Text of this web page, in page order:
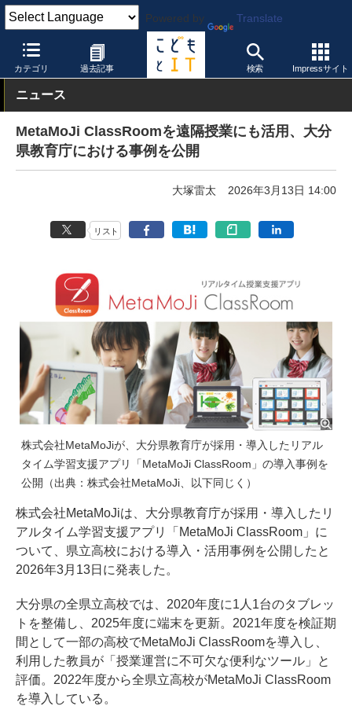
Powered by Translate
カテゴリ 過去記事 検索 Impressサイト
こどもとIT 製品・サービス 授業支援システム
ニュース
MetaMoJi ClassRoomを遠隔授業にも活用、大分
県教育庁における事例を公開
大塚雷太 2026年3月13日 14:00
リスト
株式会社MetaMoJiが、大分県教育庁が採用・導入したリアル
タイム学習支援アプリ「MetaMoJi ClassRoom」の導入事例を
公開（出典：株式会社MetaMoJi、以下同じく）
株式会社MetaMoJiは、大分県教育庁が採用・導入したリ
アルタイム学習支援アプリ「MetaMoJi ClassRoom」に
ついて、県立高校における導入・活用事例を公開したと
2026年3月13日に発表した。
大分県の全県立高校では、2020年度に1人1台のタブレッ
トを整備し、2025年度に端末を更新。2021年度を検証期
間として一部の高校でMetaMoJi ClassRoomを導入し、
利用した教員が「授業運営に不可欠な便利なツール」と
評価。2022年度から全県立高校がMetaMoJi ClassRoom
を導入している。